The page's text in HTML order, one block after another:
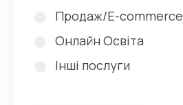
Продаж/E-commerce
Онлайн Освіта
Інші послуги